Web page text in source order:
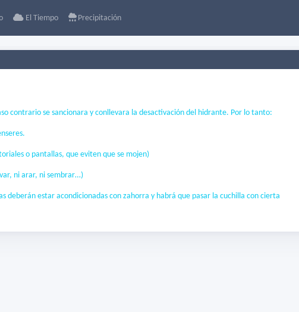
El Tiempo Precipitación
contrario se sancionara y conllevara la desactivación del hidrante. Por lo tanto:
o pantallas, que eviten que se mojen)
ni arar, ni sembrar…)
deberán estar acondicionadas con zahorra y habrá que pasar la cuchilla con cierta